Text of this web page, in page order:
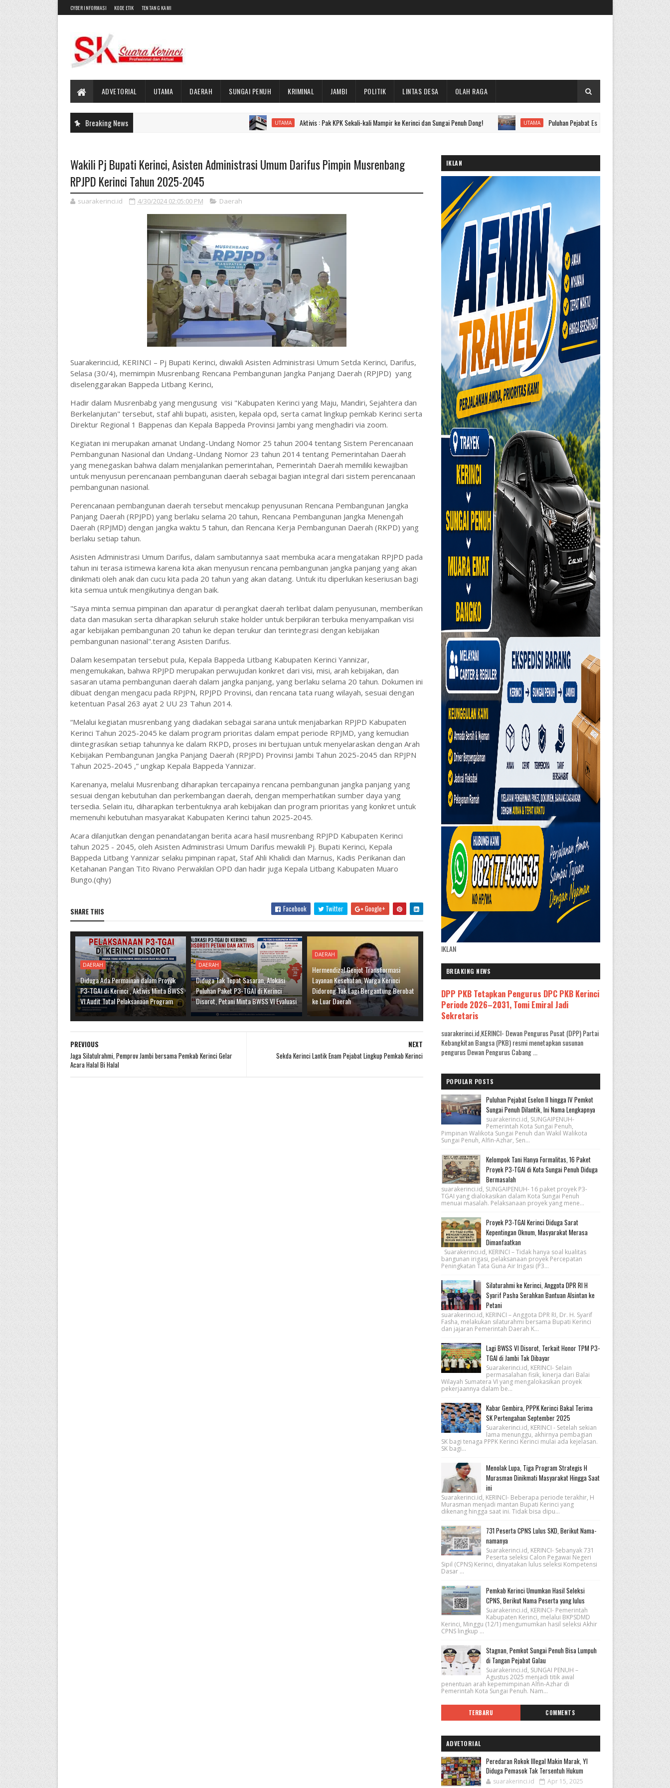
CYBER INFORMASI KODE ETIK TENTANG KAMI
ADVETORIAL UTAMA DAERAH SUNGAI PENUH KRIMINAL JAMBI POLITIK LINTAS DESA OLAH RAGA
Breaking News UTAMA Aktivis : Pak KPK Sekali-kali Mampir ke Kerinci dan Sungai Penuh Dong! UTAMA Puluhan Pejabat Eselon II hingga IV Pemkot Sungai Penuh
Wakili Pj Bupati Kerinci, Asisten Administrasi Umum Darifus Pimpin Musrenbang
RPJPD Kerinci Tahun 2025-2045
suarakerinci.id 4/30/2024 02:05:00 PM Daerah
Suarakerinci.id, KERINCI – Pj Bupati Kerinci, diwakili Asisten Administrasi Umum Setda Kerinci, Darifus,
Selasa (30/4), memimpin Musrenbang Rencana Pembangunan Jangka Panjang Daerah (RPJPD) yang
diselenggarakan Bappeda Litbang Kerinci,
Hadir dalam Musrenbabg yang mengusung visi "Kabupaten Kerinci yang Maju, Mandiri, Sejahtera dan
Berkelanjutan" tersebut, staf ahli bupati, asisten, kepala opd, serta camat lingkup pemkab Kerinci serta
Direktur Regional 1 Bappenas dan Kepala Bappeda Provinsi Jambi yang menghadiri via zoom.
Kegiatan ini merupakan amanat Undang-Undang Nomor 25 tahun 2004 tentang Sistem Perencanaan
Pembangunan Nasional dan Undang-Undang Nomor 23 tahun 2014 tentang Pemerintahan Daerah
yang menegaskan bahwa dalam menjalankan pemerintahan, Pemerintah Daerah memiliki kewajiban
untuk menyusun perencanaan pembangunan daerah sebagai bagian integral dari sistem perencanaan
pembangunan nasional.
Perencanaan pembangunan daerah tersebut mencakup penyusunan Rencana Pembangunan Jangka
Panjang Daerah (RPJPD) yang berlaku selama 20 tahun, Rencana Pembangunan Jangka Menengah
Daerah (RPJMD) dengan jangka waktu 5 tahun, dan Rencana Kerja Pembangunan Daerah (RKPD) yang
berlaku setiap tahun.
Asisten Administrasi Umum Darifus, dalam sambutannya saat membuka acara mengatakan RPJPD pada
tahun ini terasa istimewa karena kita akan menyusun rencana pembangunan jangka panjang yang akan
dinikmati oleh anak dan cucu kita pada 20 tahun yang akan datang. Untuk itu diperlukan keseriusan bagi
kita semua untuk mengikutinya dengan baik.
"Saya minta semua pimpinan dan aparatur di perangkat daerah terlibat dalam penyusunan, memberikan
data dan masukan serta diharapkan seluruh stake holder untuk berpikiran terbuka menyampaikan visi
agar kebijakan pembangunan 20 tahun ke depan terukur dan terintegrasi dengan kebijakan
pembangunan nasional".terang Asisten Darifus.
Dalam kesempatan tersebut pula, Kepala Bappeda Litbang Kabupaten Kerinci Yannizar,
mengemukakan, bahwa RPJPD merupakan perwujudan konkret dari visi, misi, arah kebijakan, dan
sasaran utama pembangunan daerah dalam jangka panjang, yang berlaku selama 20 tahun. Dokumen ini
dibuat dengan mengacu pada RPJPN, RPJPD Provinsi, dan rencana tata ruang wilayah, sesuai dengan
ketentuan Pasal 263 ayat 2 UU 23 Tahun 2014.
“Melalui kegiatan musrenbang yang diadakan sebagai sarana untuk menjabarkan RPJPD Kabupaten
Kerinci Tahun 2025-2045 ke dalam program prioritas dalam empat periode RPJMD, yang kemudian
diintegrasikan setiap tahunnya ke dalam RKPD, proses ini bertujuan untuk menyelaraskan dengan Arah
Kebijakan Pembangunan Jangka Panjang Daerah (RPJPD) Provinsi Jambi Tahun 2025-2045 dan RPJPN
Tahun 2025-2045 ,” ungkap Kepala Bappeda Yannizar.
Karenanya, melalui Musrenbang diharapkan tercapainya rencana pembangunan jangka panjang yang
sesuai dengan kebutuhan dan perkembangan daerah, dengan memperhatikan sumber daya yang
tersedia. Selain itu, diharapkan terbentuknya arah kebijakan dan program prioritas yang konkret untuk
memenuhi kebutuhan masyarakat Kabupaten Kerinci tahun 2025-2045.
Acara dilanjutkan dengan penandatangan berita acara hasil musrenbang RPJPD Kabupaten Kerinci
tahun 2025 - 2045, oleh Asisten Administrasi Umum Darifus mewakili Pj. Bupati Kerinci, Kepala
Bappeda Litbang Yannizar selaku pimpinan rapat, Staf Ahli Khalidi dan Marnus, Kadis Perikanan dan
Ketahanan Pangan Tito Rivano Perwakilan OPD dan hadir juga Kepala Litbang Kabupaten Muaro
Bungo.(qhy)
SHARE THIS Facebook Twitter Google+
DAERAH
Diduga Ada Permainan dalam Proyek
P3-TGAI di Kerinci , Aktivis Minta BWSS
VI Audit Total Pelaksanaan Program
DAERAH
Diduga Tak Tepat Sasaran, Alokasi
Puluhan Paket P3-TGAI di Kerinci
Disorot, Petani Minta BWSS VI Evaluasi
DAERAH
Hermendizal Genjot Transformasi
Layanan Kesehatan, Warga Kerinci
Didorong Tak Lagi Bergantung Berobat
ke Luar Daerah
NEXT
Sekda Kerinci Lantik Enam Pejabat Lingkup Pemkab Kerinci
PREVIOUS
Jaga Silatulrahmi, Pemprov Jambi bersama Pemkab Kerinci Gelar
Acara Halal Bi Halal
IKLAN
IKLAN
BREAKING NEWS
DPP PKB Tetapkan Pengurus DPC PKB Kerinci
Periode 2026–2031, Tomi Emiral Jadi
Sekretaris
suarakerinci.id,KERINCI- Dewan Pengurus Pusat (DPP) Partai
Kebangkitan Bangsa (PKB) resmi menetapkan susunan
pengurus Dewan Pengurus Cabang ...
POPULAR POSTS
Puluhan Pejabat Eselon II hingga IV Pemkot
Sungai Penuh Dilantik, Ini Nama Lengkapnya
suarakerinci.id, SUNGAIPENUH-
Pemerintah Kota Sungai Penuh,
Pimpinan Walikota Sungai Penuh dan Wakil Walikota
Sungai Penuh, Alfin-Azhar, Sen...
Kelompok Tani Hanya Formalitas, 16 Paket
Proyek P3-TGAI di Kota Sungai Penuh Diduga
Bermasalah
suarakerinci.id, SUNGAIPENUH- 16 paket proyek P3-
TGAI yang dialokasikan dalam Kota Sungai Penuh
menuai masalah. Pelaksanaan proyek yang mene...
Proyek P3-TGAI Kerinci Diduga Sarat
Kepentingan Oknum, Masyarakat Merasa
Dimanfaatkan
Suarakerinci.id, KERINCI – Tidak hanya soal kualitas
bangunan irigasi, pelaksanaan proyek Percepatan
Peningkatan Tata Guna Air Irigasi (P3...
Silaturahmi ke Kerinci, Anggota DPR RI H
Syarif Pasha Serahkan Bantuan Alsintan ke
Petani
suarakerinci.id, KERINCI – Anggota DPR RI, Dr. H. Syarif
Fasha, melakukan silaturahmi bersama Bupati Kerinci
dan jajaran Pemerintah Daerah K...
Lagi BWSS VI Disorot, Terkait Honor TPM P3-
TGAI di Jambi Tak Dibayar
Suarakerinci.id, KERINCI- Selain
permasalahan fisik, kinerja dari Balai
Wilayah Sumatera VI yang mengalokasikan proyek
pekerjaannya dalam be...
Kabar Gembira, PPPK Kerinci Bakal Terima
SK Pertengahan September 2025
Suarakerinci.id, KERINCI - Setelah sekian
lama menunggu, akhirnya pembagian
SK bagi tenaga PPPK Kerinci Kerinci mulai ada kejelasan.
SK bagi...
Menolak Lupa, Tiga Program Strategis H
Murasman Dinikmati Masyarakat Hingga Saat
ini
Suarakerinci.id, KERINCI- Beberapa periode terakhir, H
Murasman menjadi mantan Bupati Kerinci yang
dikenang hingga saat ini. Tidak bisa dipu...
731 Peserta CPNS Lulus SKD, Berikut Nama-
namanya
Suarakerinci.id, KERINCI- Sebanyak 731
Peserta seleksi Calon Pegawai Negeri
Sipil (CPNS) Kerinci, dinyatakan lulus seleksi Kompetensi
Dasar ...
Pemkab Kerinci Umumkan Hasil Seleksi
CPNS, Berikut Nama Peserta yang lulus
Suarakerinci.id, KERINCI- Pemerintah
Kabupaten Kerinci, melalui BKPSDMD
Kerinci, Minggu (12/1) mengumumkan hasil seleksi Akhir
CPNS lingkup ...
Stagnan, Pemkot Sungai Penuh Bisa Lumpuh
di Tangan Pejabat Galau
Suarakerinci.id, SUNGAI PENUH –
Agustus 2025 menjadi titik awal
penentuan arah kepemimpinan Alfin-Azhar di
Pemerintah Kota Sungai Penuh. Nam...
TERBARU COMMENTS
ADVETORIAL
Peredaran Rokok Illegal Makin Marak, YI
Diduga Pemasok Tak Tersentuh Hukum
suarakerinci.id Apr 15, 2025